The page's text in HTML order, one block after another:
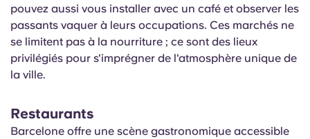
pouvez aussi vous installer avec un café et observer les
passants vaquer à leurs occupations. Ces marchés ne
se limitent pas à la nourriture ; ce sont des lieux
privilégiés pour s'imprégner de l'atmosphère unique de
la ville.
Restaurants
Barcelone offre une scène gastronomique accessible